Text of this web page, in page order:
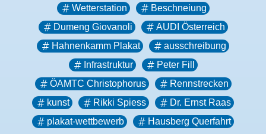
Wetterstation
Beschneiung
Dumeng Giovanoli
AUDI Österreich
Hahnenkamm Plakat
ausschreibung
Infrastruktur
Peter Fill
ÖAMTC Christophorus
Rennstrecken
kunst
Rikki Spiess
Dr. Ernst Raas
plakat-wettbewerb
Hausberg Querfahrt